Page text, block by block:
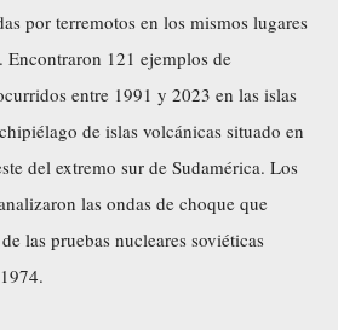
por terremotos en los mismos lugares
Encontraron 121 ejemplos de
entre 1991 y 2023 en las islas
de islas volcánicas situado en
del extremo sur de Sudamérica. Los
las ondas de choque que
las pruebas nucleares soviéticas